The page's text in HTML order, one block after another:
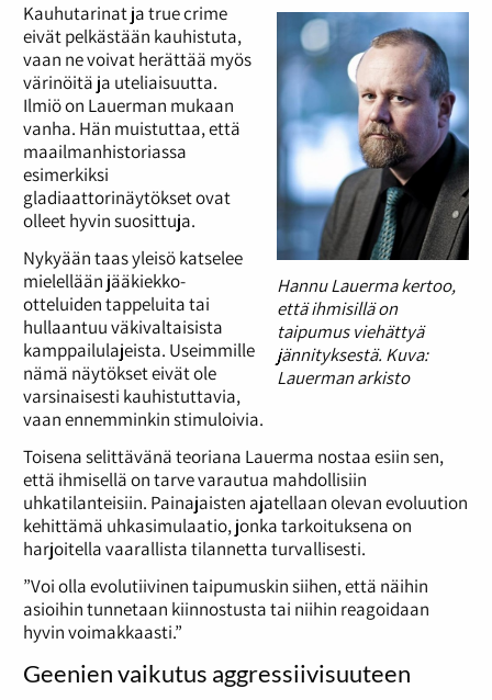
Hannu Lauerma kertoo,
että ihmisillä on
taipumus viehättyä
jännityksestä. Kuva:
Lauerman arkisto
Kauhutarinat ja true crime
eivät pelkästään kauhistuta,
vaan ne voivat herättää myös
värinöitä ja uteliaisuutta.
Ilmiö on Lauerman mukaan
vanha. Hän muistuttaa, että
maailmanhistoriassa
esimerkiksi
gladiaattorinäytökset ovat
olleet hyvin suosittuja.
Nykyään taas yleisö katselee
mielellään jääkiekko-
otteluiden tappeluita tai
hullaantuu väkivaltaisista
kamppailulajeista. Useimmille
nämä näytökset eivät ole
varsinaisesti kauhistuttavia,
vaan ennemminkin stimuloivia.
Toisena selittävänä teoriana Lauerma nostaa esiin sen,
että ihmisellä on tarve varautua mahdollisiin
uhkatilanteisiin. Painajaisten ajatellaan olevan evoluution
kehittämä uhkasimulaatio, jonka tarkoituksena on
harjoitella vaarallista tilannetta turvallisesti.
”Voi olla evolutiivinen taipumuskin siihen, että näihin
asioihin tunnetaan kiinnostusta tai niihin reagoidaan
hyvin voimakkaasti.”
Geenien vaikutus aggressiivisuuteen